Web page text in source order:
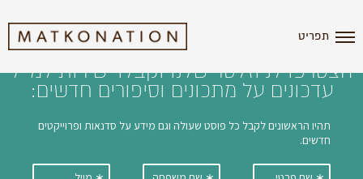
תפריט
הצטרפו לניוזלטר שלנו וקבלו ישירות למייל
עדכונים על מתכונים וסיפורים חדשים: